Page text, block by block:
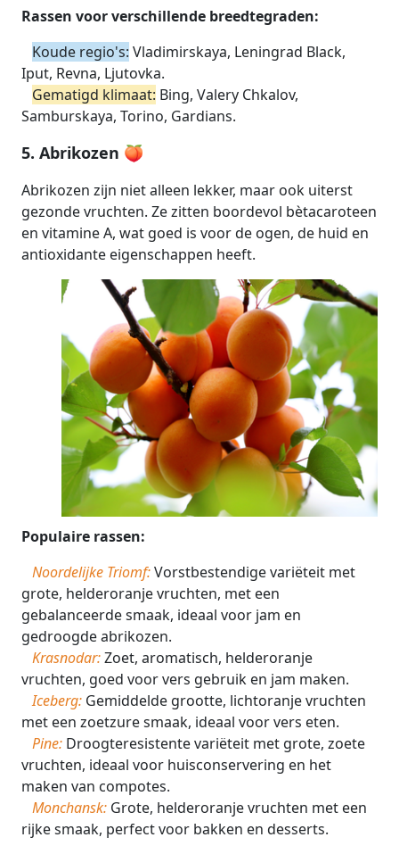
Rassen voor verschillende breedtegraden:
Koude regio's: Vladimirskaya, Leningrad Black,
Iput, Revna, Ljutovka.
Gematigd klimaat: Bing, Valery Chkalov,
Samburskaya, Torino, Gardians.
5. Abrikozen 🍑
Abrikozen zijn niet alleen lekker, maar ook uiterst
gezonde vruchten. Ze zitten boordevol bètacaroteen
en vitamine A, wat goed is voor de ogen, de huid en
antioxidante eigenschappen heeft.
Populaire rassen:
Noordelijke Triomf:Vorstbestendige variëteit met
grote, helderoranje vruchten, met een
gebalanceerde smaak, ideaal voor jam en
gedroogde abrikozen.
Krasnodar:Zoet, aromatisch, helderoranje
vruchten, goed voor vers gebruik en jam maken.
Iceberg: Gemiddelde grootte, lichtoranje vruchten
met een zoetzure smaak, ideaal voor vers eten.
Pine: Droogteresistente variëteit met grote, zoete
vruchten, ideaal voor huisconservering en het
maken van compotes.
Monchansk: Grote, helderoranje vruchten met een
rijke smaak, perfect voor bakken en desserts.